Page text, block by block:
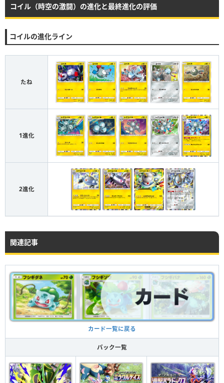
コイル（時空の激闘）の進化と最終進化の評価
コイルの進化ライン
たね
1進化
2進化
関連記事
カード一覧に戻る
パック一覧